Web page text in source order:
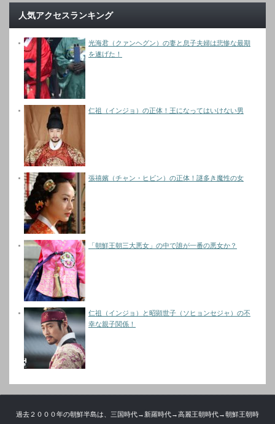
人気アクセスランキング
光海君（クァンヘグン）の妻と息子夫婦は悲惨な最期
を遂げた！
仁祖（インジョ）の正体！王になってはいけない男
張禧嬪（チャン・ヒビン）の正体！謎多き魔性の女
「朝鮮王朝三大悪女」の中で誰が一番の悪女か？
仁祖（インジョ）と昭顕世子（ソヒョンセジャ）の不
幸な親子関係！
過去２０００年の朝鮮半島は、三国時代→新羅時代→高麗王朝時代→朝鮮王朝時